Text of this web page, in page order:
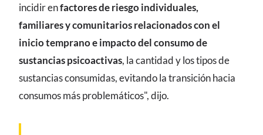
incidir enfactores de riesgo individuales,
familiares y comunitarios relacionados con el
inicio temprano e impacto del consumo de
sustancias psicoactivas, la cantidad y los tipos de
sustancias consumidas, evitando la transición hacia
consumos más problemáticos", dijo.